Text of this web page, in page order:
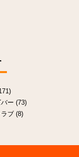
ー (73)
ブ (8)